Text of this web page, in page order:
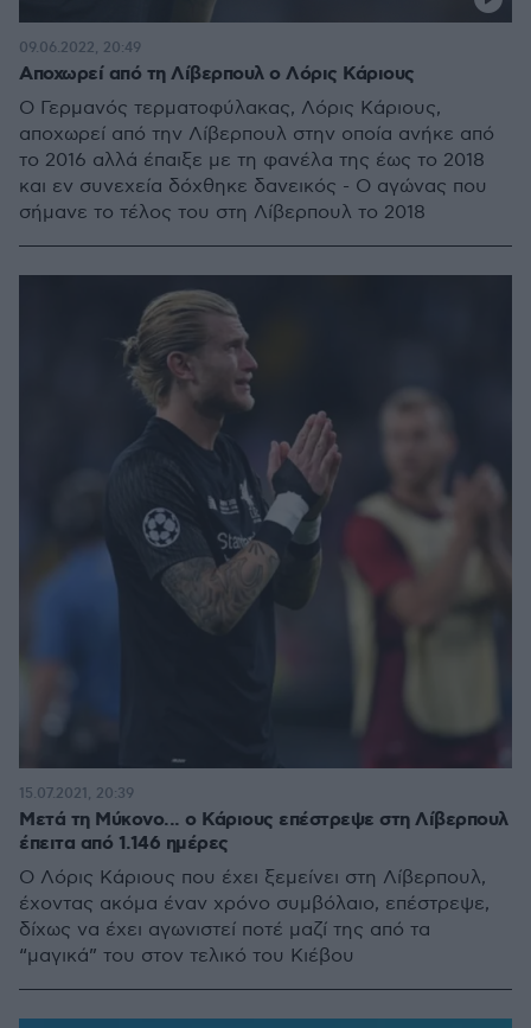
Αποχωρεί από τη Λίβερπουλ ο Λόρις Κάριους
Ο Γερμανός τερματοφύλακας, Λόρις Κάριους,
αποχωρεί από την Λίβερπουλ στην οποία ανήκε από
το 2016 αλλά έπαιξε με τη φανέλα της έως το 2018
και εν συνεχεία δόχθηκε δανεικός - O αγώνας που
σήμανε το τέλος του στη Λίβερπουλ το 2018
09.06.2022, 20:49
Μετά τη Μύκονο... ο Κάριους επέστρεψε στη Λίβερπουλ
έπειτα από 1.146 ημέρες
Ο Λόρις Κάριους που έχει ξεμείνει στη Λίβερπουλ,
έχοντας ακόμα έναν χρόνο συμβόλαιο, επέστρεψε,
δίχως να έχει αγωνιστεί ποτέ μαζί της από τα
“μαγικά” του στον τελικό του Κιέβου
15.07.2021, 20:39